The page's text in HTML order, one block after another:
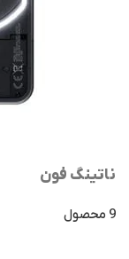
ناتینگ فون
9 محصول